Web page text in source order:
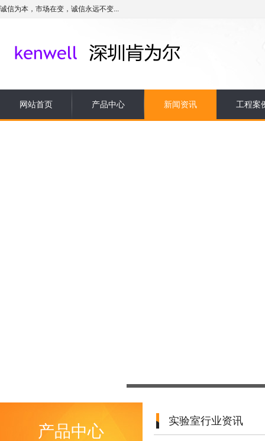
诚信为本，市场在变，诚信永远不变...
网站首页 产品中心 新闻资讯 工程案
产品中心
实验室行业资讯